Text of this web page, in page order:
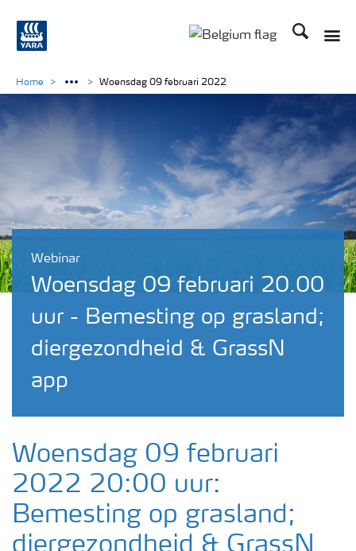
Zoek op
Webinar
Woensdag 09 februari 20.00
uur - Bemesting op grasland;
diergezondheid & GrassN
app
Home Woensdag 09 februari 2022
Woensdag 09 februari
2022 20:00 uur:
Bemesting op grasland;